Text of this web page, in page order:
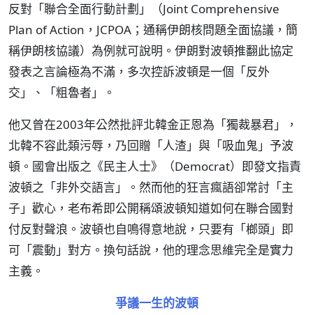
反對「聯合全面行動計劃」（Joint Comprehensive
Plan of Action，JCPOA；通稱伊朗核問題全面協議，簡
稱伊朗核協議）為例就可說明。伊朗對波頓推翻此協定
發表之言論極為不滿，多次控訴波頓是一個「反外
交」、「粗魯者」。
他又曾在2003年公然批評北韓金正恩為「獨裁暴君」，
北韓不容此類污辱，乃回贈「人渣」與「吸血鬼」予波
頓。國會出版之《民主人士》（Democrat）即發文指責
波頓之「非外交語言」。然而他的狂言瘋語卻常討「主
子」歡心，老布希即公開稱頌波頓知道如何在聯合國對
付反對聲浪。波頓也自鳴得意地說，只要有「榔頭」即
可「震動」對方。換句話說，他的理念思維完全是實力
主義。
爭議一生的波頓